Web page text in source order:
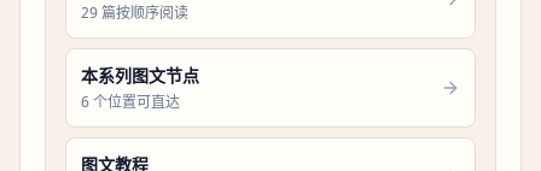
29 篇按顺序阅读
本系列图文节点
6 个位置可直达
图文教程